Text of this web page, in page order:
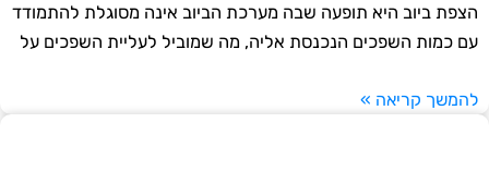
הצפת ביוב היא תופעה שבה מערכת הביוב אינה מסוגלת להתמודד
עם כמות השפכים הנכנסת אליה, מה שמוביל לעליית השפכים על
להמשך קריאה »